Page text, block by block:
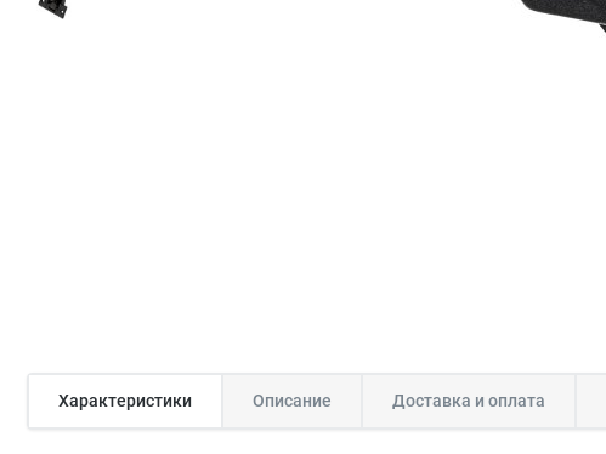
Характеристики Описание Доставка и оплата